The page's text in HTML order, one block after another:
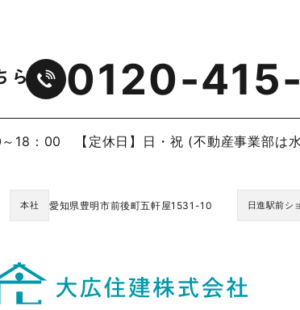
0120-
18：00 【定休日】日・祝 (不動産事業部は
本社 愛知県豊明市前後町五軒屋1531-10 日進駅前シ